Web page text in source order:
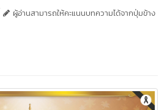
ผู้อ่านสามารถให้คะแนนบทความได้จากปุ่มข้าง